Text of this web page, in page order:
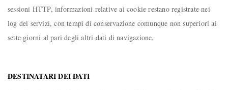
sessioni HTTP, informazioni relative ai cookie restano registrate nei
log dei servizi, con tempi di conservazione comunque non superiori ai
sette giorni al pari degli altri dati di navigazione.
DESTINATARI DEI DATI